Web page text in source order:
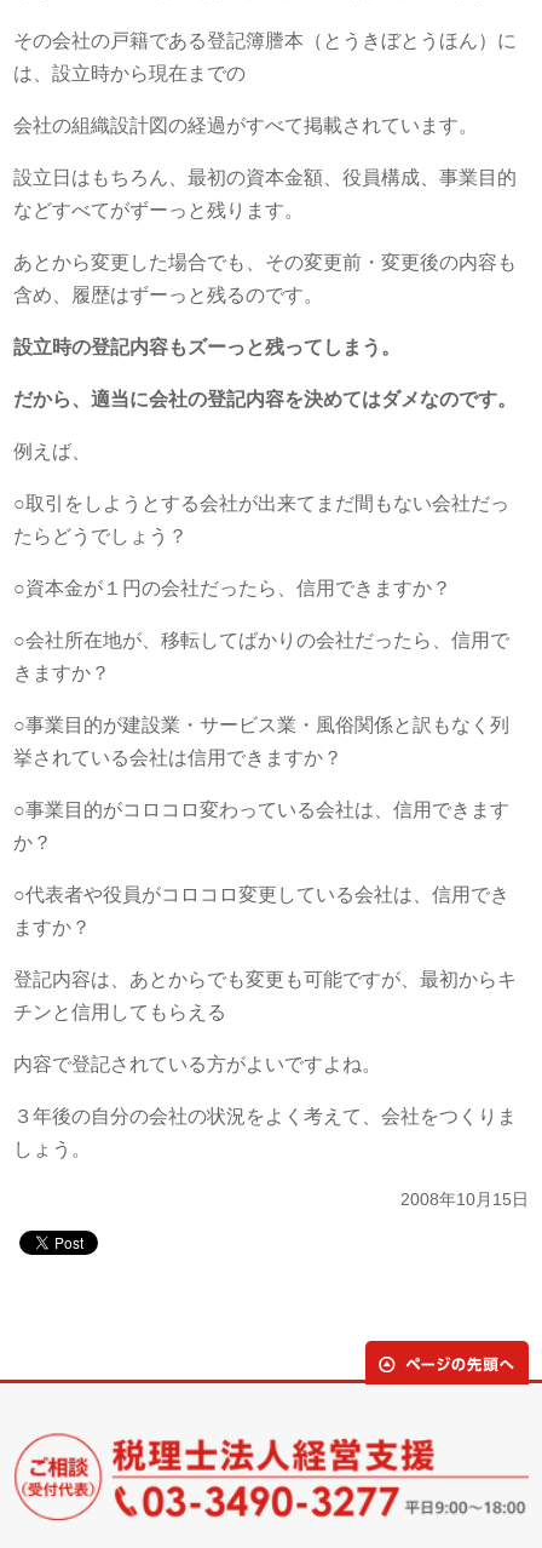
その会社の戸籍である登記簿謄本（とうきぼとうほん）に
は、設立時から現在までの
会社の組織設計図の経過がすべて掲載されています。
設立日はもちろん、最初の資本金額、役員構成、事業目的
などすべてがずーっと残ります。
あとから変更した場合でも、その変更前・変更後の内容も
含め、履歴はずーっと残るのです。
設立時の登記内容もズーっと残ってしまう。
だから、適当に会社の登記内容を決めてはダメなのです。
例えば、
○取引をしようとする会社が出来てまだ間もない会社だっ
たらどうでしょう？
○資本金が１円の会社だったら、信用できますか？
○会社所在地が、移転してばかりの会社だったら、信用で
きますか？
○事業目的が建設業・サービス業・風俗関係と訳もなく列
挙されている会社は信用できますか？
○事業目的がコロコロ変わっている会社は、信用できます
か？
○代表者や役員がコロコロ変更している会社は、信用でき
ますか？
登記内容は、あとからでも変更も可能ですが、最初からキ
チンと信用してもらえる
内容で登記されている方がよいですよね。
３年後の自分の会社の状況をよく考えて、会社をつくりま
しょう。
2008年10月15日